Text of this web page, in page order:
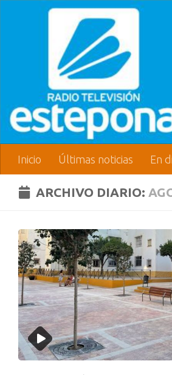
Inicio Últimas noticias En
ARCHIVO DIARIO: